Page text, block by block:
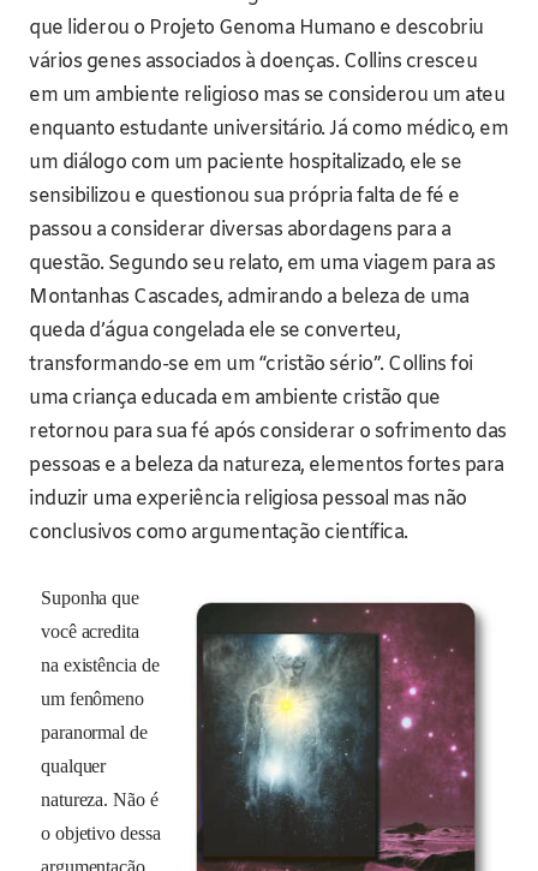
que liderou o Projeto Genoma Humano e descobriu
vários genes associados à doenças. Collins cresceu
em um ambiente religioso mas se considerou um ateu
enquanto estudante universitário. Já como médico, em
um diálogo com um paciente hospitalizado, ele se
sensibilizou e questionou sua própria falta de fé e
passou a considerar diversas abordagens para a
questão. Segundo seu relato, em uma viagem para as
Montanhas Cascades, admirando a beleza de uma
queda d’água congelada ele se converteu,
transformando-se em um “cristão sério”. Collins foi
uma criança educada em ambiente cristão que
retornou para sua fé após considerar o sofrimento das
pessoas e a beleza da natureza, elementos fortes para
induzir uma experiência religiosa pessoal mas não
conclusivos como argumentação científica.
Suponha que
você acredita
na existência de
um fenômeno
paranormal de
qualquer
natureza. Não é
o objetivo dessa